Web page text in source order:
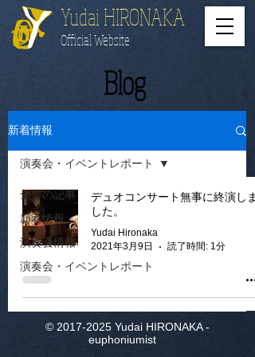
​Yudai HIRONAKA
Official Website
​Blog
新着情報
全ての記事
新着情報
演奏会情報
演奏会・イベントレポート
演奏会・イベントレポート
デュオコンサート無事に終演しま
した。
Yudai Hironaka
2021年3月9日
読了時間: 1分
© 2017-2025 Yudai HIRONAKA -
euphoniumist